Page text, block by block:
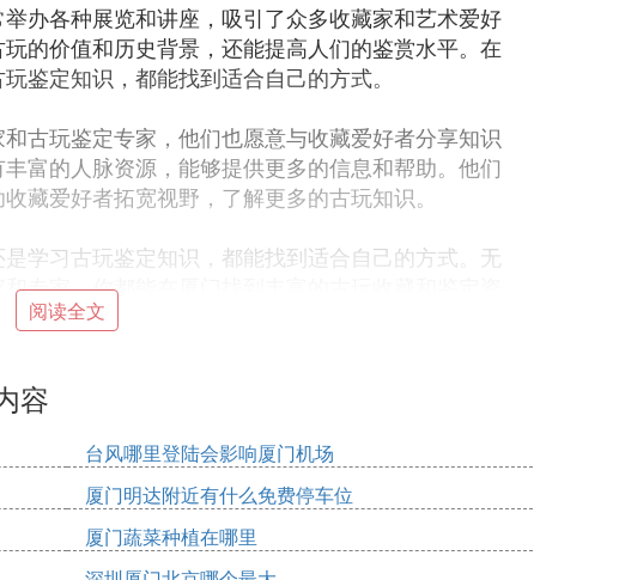
办各种展览和讲座，吸引了众多收藏家和艺术爱好
的价值和历史背景，还能提高人们的鉴赏水平。在
鉴定知识，都能找到适合自己的方式。
古玩鉴定专家，他们也愿意与收藏爱好者分享知识
富的人脉资源，能够提供更多的信息和帮助。他们
藏爱好者拓宽视野，了解更多的古玩知识。
学习古玩鉴定知识，都能找到适合自己的方式。无
专家，你都能在厦门找到丰富的古玩收藏和鉴定资
位于和宁路的古玩城正大门进入。
商圈，莲花三村厦门日报社大厦旁。
阅读全文
容
台风哪里登陆会影响厦门机场
厦门明达附近有什么免费停车位
厦门蔬菜种植在哪里